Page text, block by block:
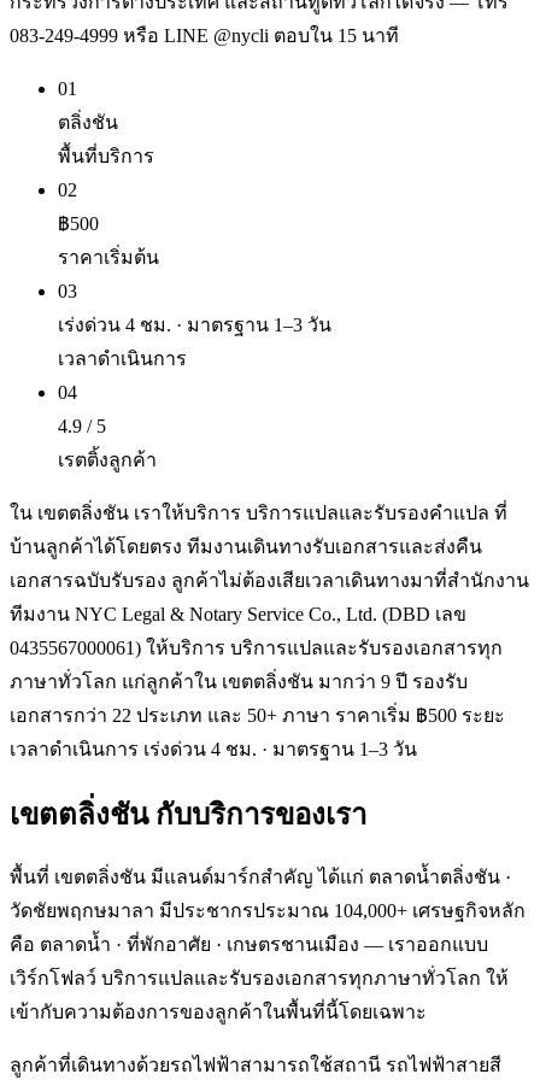
083-249-4999 หรือ LINE @nycli ตอบใน 15 นาที
01
ตลิ่งชัน
พื้นที่บริการ
02
฿500
ราคาเริ่มต้น
03
เร่งด่วน 4 ชม. · มาตรฐาน 1–3 วัน
เวลาดำเนินการ
04
4.9 / 5
เรตติ้งลูกค้า
ใน เขตตลิ่งชัน เราให้บริการ บริการแปลและรับรองคำแปล ที่
บ้านลูกค้าได้โดยตรง ทีมงานเดินทางรับเอกสารและส่งคืน
เอกสารฉบับรับรอง ลูกค้าไม่ต้องเสียเวลาเดินทางมาที่สำนักงาน
ทีมงาน NYC Legal & Notary Service Co., Ltd. (DBD เลข
0435567000061) ให้บริการ บริการแปลและรับรองเอกสารทุก
ภาษาทั่วโลก แก่ลูกค้าใน เขตตลิ่งชัน มากว่า 9 ปี รองรับ
เอกสารกว่า 22 ประเภท และ 50+ ภาษา ราคาเริ่ม ฿500 ระยะ
เวลาดำเนินการ เร่งด่วน 4 ชม. · มาตรฐาน 1–3 วัน
เขตตลิ่งชันกับบริการของเรา
พื้นที่ เขตตลิ่งชัน มีแลนด์มาร์กสำคัญ ได้แก่ ตลาดน้ำตลิ่งชัน ·
วัดชัยพฤกษมาลา มีประชากรประมาณ 104,000+ เศรษฐกิจหลัก
คือ ตลาดน้ำ · ที่พักอาศัย · เกษตรชานเมือง — เราออกแบบ
เวิร์กโฟลว์ บริการแปลและรับรองเอกสารทุกภาษาทั่วโลก ให้
เข้ากับความต้องการของลูกค้าในพื้นที่นี้โดยเฉพาะ
ลูกค้าที่เดินทางด้วยรถไฟฟ้าสามารถใช้สถานี รถไฟฟ้าสายสี